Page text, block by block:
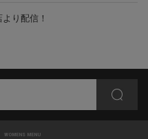
り配信！
WOMENS MENU